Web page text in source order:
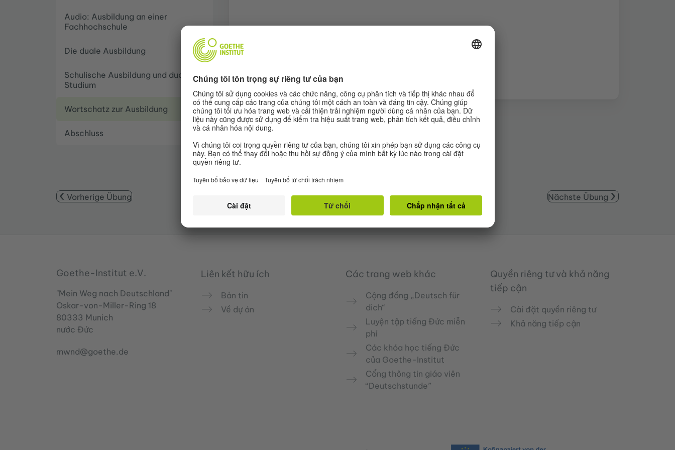
Audio: Ausbildung an einer
Fachhochschule
Die duale Ausbildung
Schulische Ausbildung und duales
Studium
Wortschatz zur Ausbildung
Abschluss
Vorherige Übung Nächste Übung
Service- und Informationsbereich
Goethe-Institut e.V.
"Mein Weg nach Deutschland"
Oskar-von-Miller-Ring 18
80333 Munich
nước Đức
mwnd@goethe.de
Liên kết hữu ích
Bản tin
Về dự án
Các trang web khác
Cộng đồng „Deutsch für
dich“
Luyện tập tiếng Đức miễn
phí
Các khóa học tiếng Đức
của Goethe-Institut
Cổng thông tin giáo viên
“Deutschstunde”
Quyền riêng tư và khả năng
tiếp cận
Cài đặt quyền riêng tư
Khả năng tiếp cận